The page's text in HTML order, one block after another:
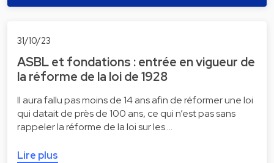
31/10/23
ASBL et fondations : entrée en vigueur de
la réforme de la loi de 1928
Il aura fallu pas moins de 14 ans afin de réformer une loi
qui datait de près de 100 ans, ce qui n’est pas sans
rappeler la réforme de la loi sur les …
Lire plus